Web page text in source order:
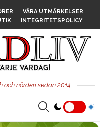
VÅRA UTMÄRKELSER
INTEGRITETSPOLICY
och nörderi sedan 2014.